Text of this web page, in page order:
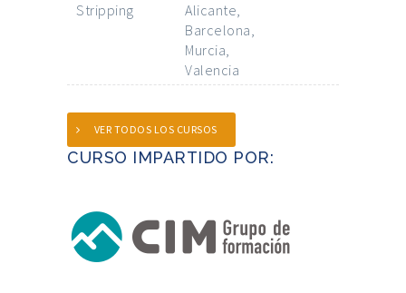
Stripping
Alicante,
Barcelona,
Murcia,
Valencia
VER TODOS LOS CURSOS
CURSO IMPARTIDO POR: